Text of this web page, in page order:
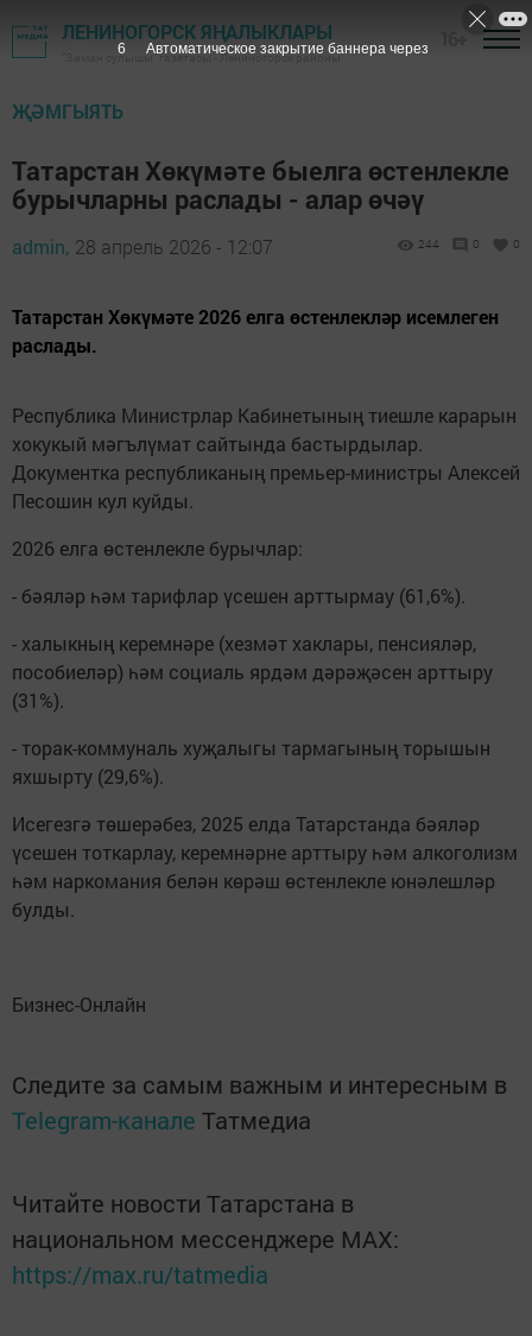
ЛЕНИНОГОРСК ЯҢАЛЫКЛАРЫ
"Заман сулышы" газетасы - Лениногорск районы
ҖӘМГЫЯТЬ
Татарстан Хөкүмәте быелга өстенлекле
бурычларны раслады - алар өчәү
admin, 28 апрель 2026 - 12:07 244 0 0
Татарстан Хөкүмәте 2026 елга өстенлекләр исемлеген
раслады.
Республика Министрлар Кабинетының тиешле карарын
хокукый мәгълүмат сайтында бастырдылар.
Документка республиканың премьер-министры Алексей
Песошин кул куйды.
2026 елга өстенлекле бурычлар:
- бәяләр һәм тарифлар үсешен арттырмау (61,6%).
- халыкның керемнәре (хезмәт хаклары, пенсияләр,
пособиеләр) һәм социаль ярдәм дәрәҗәсен арттыру
(31%).
- торак-коммуналь хуҗалыгы тармагының торышын
яхшырту (29,6%).
Исегезгә төшерәбез, 2025 елда Татарстанда бәяләр
үсешен тоткарлау, керемнәрне арттыру һәм алкоголизм
һәм наркомания белән көрәш өстенлекле юнәлешләр
булды.
Бизнес-Онлайн
Следите за самым важным и интересным в
Telegram-канале Татмедиа
Читайте новости Татарстана в
национальном мессенджере MАХ:
https://max.ru/tatmedia
5 Автоматическое закрытие баннера через